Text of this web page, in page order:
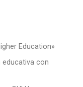
Education»
educativa con